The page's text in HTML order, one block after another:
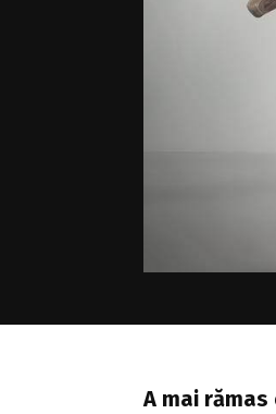
A mai